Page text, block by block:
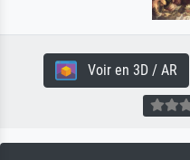
Voir en 3D / AR